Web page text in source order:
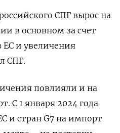
СПГ вырос на
в основном за счет
ЕС и увеличения
СПГ.
повлияли и на
C 1 января 2024 года
и стран G7 на импорт